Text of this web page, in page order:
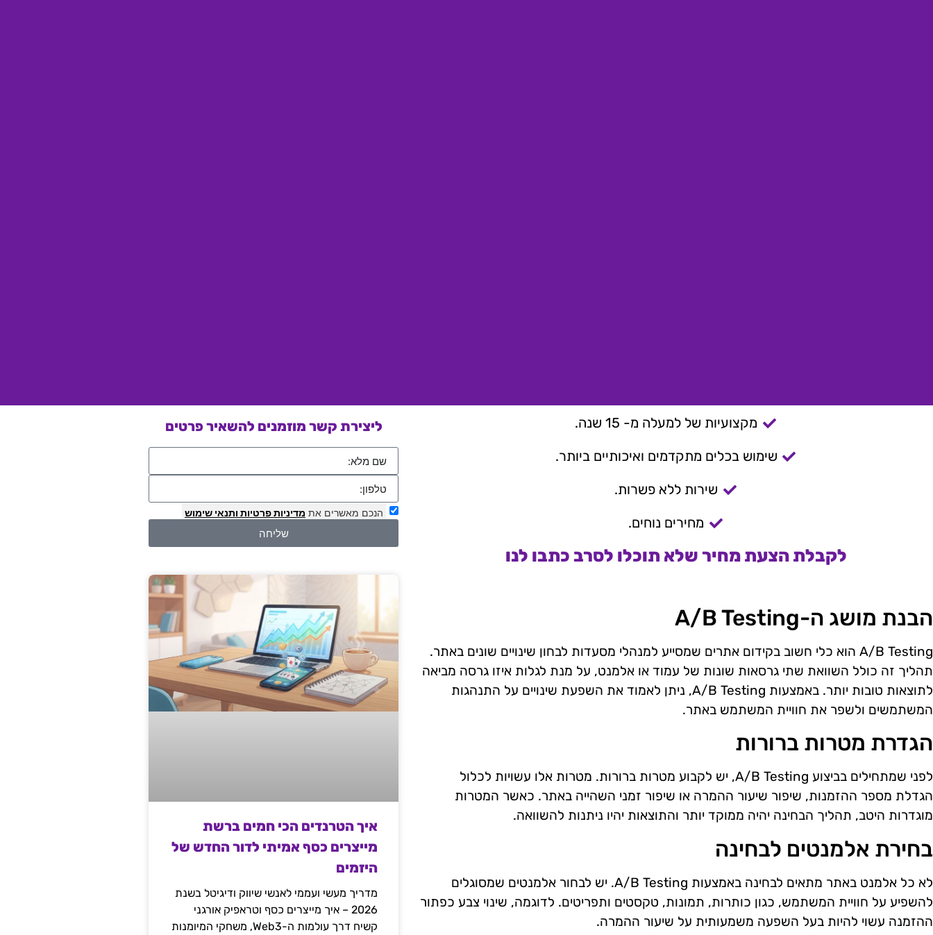
מקצועיות של למעלה מ- 15 שנה.
שימוש בכלים מתקדמים ואיכותיים ביותר.
שירות ללא פשרות.
מחירים נוחים.
לקבלת הצעת מחיר שלא תוכלו לסרב כתבו לנו
הבנת מושג ה-A/B Testing
A/B Testing הוא כלי חשוב בקידום אתרים שמסייע למנהלי מסעדות לבחון שינויים שונים באתר.
תהליך זה כולל השוואת שתי גרסאות שונות של עמוד או אלמנט, על מנת לגלות איזו גרסה מביאה
לתוצאות טובות יותר. באמצעות A/B Testing, ניתן לאמוד את השפעת שינויים על התנהגות
המשתמשים ולשפר את חוויית המשתמש באתר.
הגדרת מטרות ברורות
לפני שמתחילים בביצוע A/B Testing, יש לקבוע מטרות ברורות. מטרות אלו עשויות לכלול
הגדלת מספר ההזמנות, שיפור שיעור ההמרה או שיפור זמני השהייה באתר. כאשר המטרות
מוגדרות היטב, תהליך הבחינה יהיה ממוקד יותר והתוצאות יהיו ניתנות להשוואה.
בחירת אלמנטים לבחינה
לא כל אלמנט באתר מתאים לבחינה באמצעות A/B Testing. יש לבחור אלמנטים שמסוגלים
להשפיע על חוויית המשתמש, כגון כותרות, תמונות, טקסטים ותפריטים. לדוגמה, שינוי צבע כפתור
ההזמנה עשוי להיות בעל השפעה משמעותית על שיעור ההמרה.
ליצירת קשר מוזמנים להשאיר פרטים
הנכם מאשרים את מדיניות פרטיות ותנאי שימוש
שליחה
איך הטרנדים הכי חמים ברשת
מייצרים כסף אמיתי לדור החדש של
היזמים
מדריך מעשי ועממי לאנשי שיווק ודיגיטל בשנת
2026 – איך מייצרים כסף וטראפיק אורגני
קשיח דרך עולמות ה-Web3, משחקי המיומנות